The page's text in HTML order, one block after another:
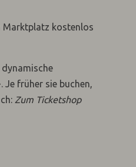
Marktplatz kostenlos
Je früher sie buchen,
Zum Ticketshop